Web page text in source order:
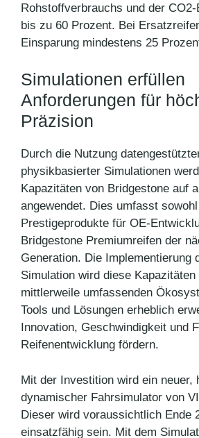
Rohstoffverbrauchs und der
bis zu 60 Prozent. Bei
Einsparung mindestens 25
Simulationen erfüllen
Anforderungen für
Präzision
Durch die Nutzung
physikbasierter Simulationen
Kapazitäten von Bridgestone auf
angewendet. Dies umfasst
Prestigeprodukte für OE-
Bridgestone Premiumreifen der
Generation. Die Implementierung
Simulation wird diese Kapazitäten
mittlerweile umfassenden
Tools und Lösungen erheblich
Innovation, Geschwindigkeit und
Reifenentwicklung fördern.
Mit der Investition wird ein neuer,
dynamischer Fahrsimulator von
Dieser wird voraussichtlich Ende
einsatzfähig sein. Mit dem